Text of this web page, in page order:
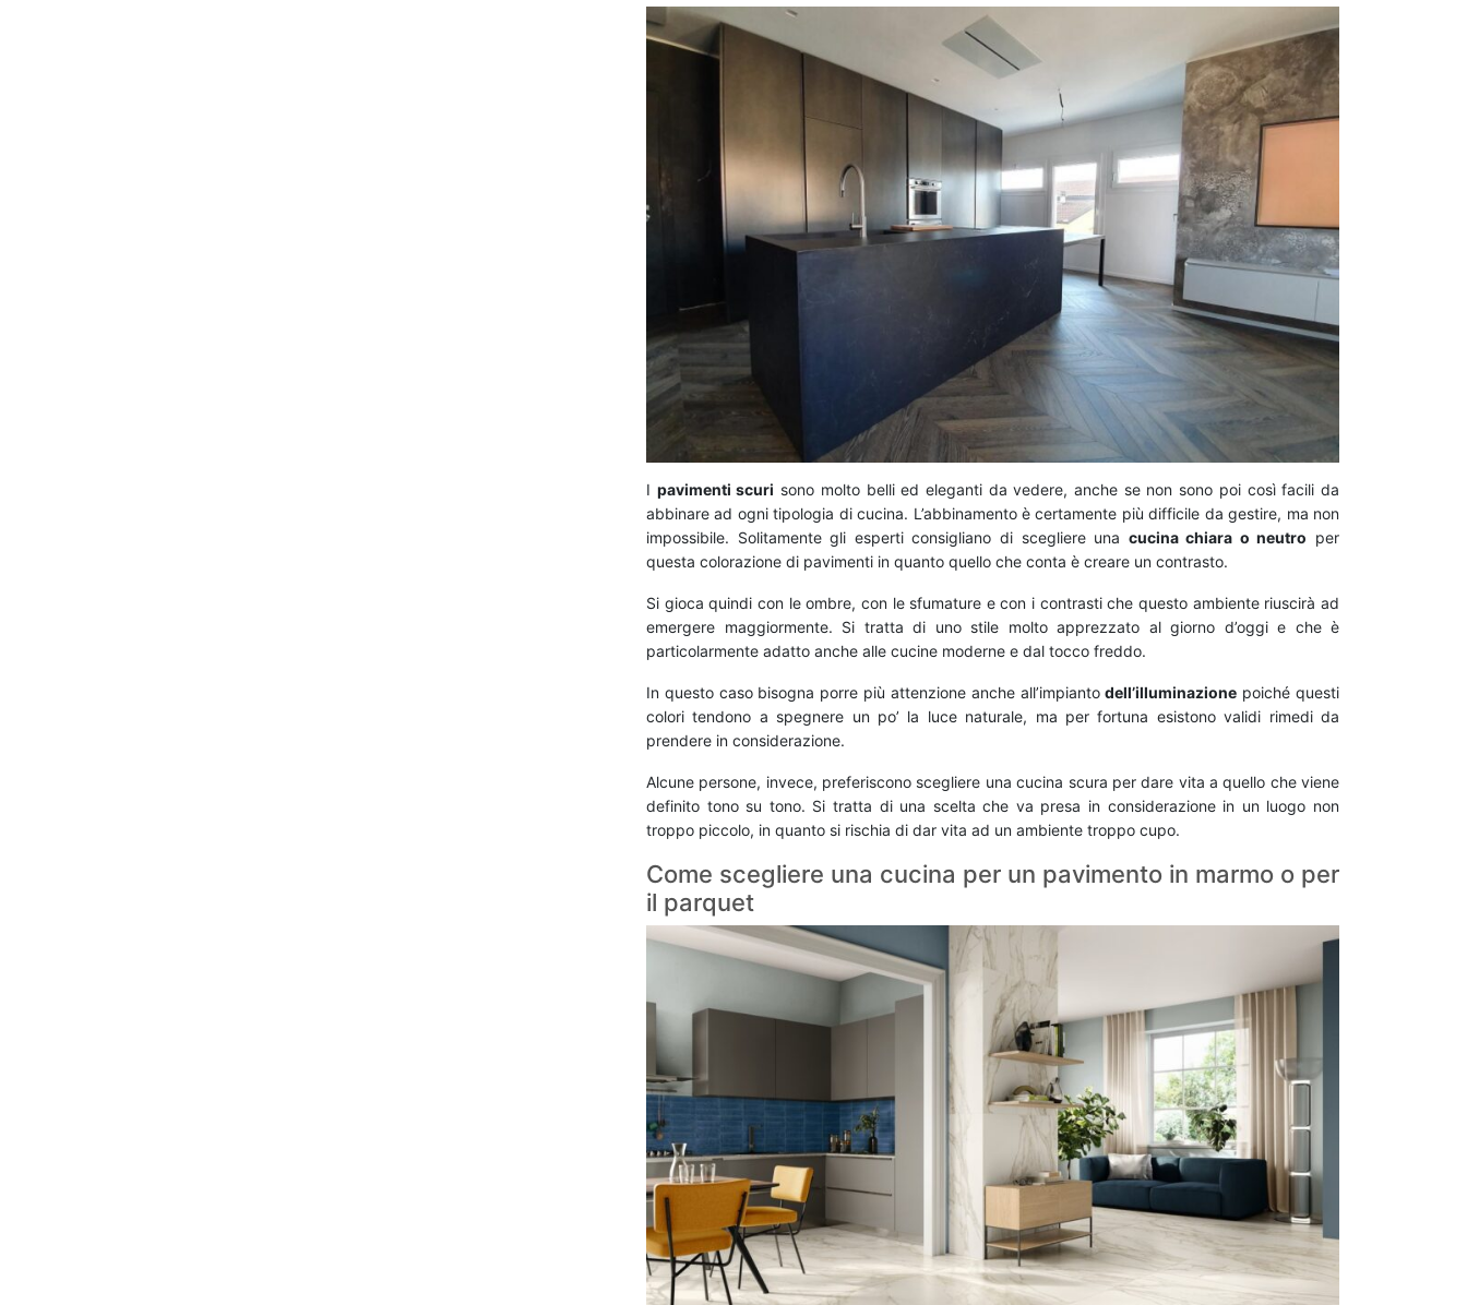
I pavimenti scuri sono molto belli ed eleganti da vedere, anche se non sono poi così facili da
abbinare ad ogni tipologia di cucina. L’abbinamento è certamente più difficile da gestire, ma non
impossibile. Solitamente gli esperti consigliano di scegliere una cucina chiara o neutro per
questa colorazione di pavimenti in quanto quello che conta è creare un contrasto.
Si gioca quindi con le ombre, con le sfumature e con i contrasti che questo ambiente riuscirà ad
emergere maggiormente. Si tratta di uno stile molto apprezzato al giorno d’oggi e che è
particolarmente adatto anche alle cucine moderne e dal tocco freddo.
In questo caso bisogna porre più attenzione anche all’impiantodell’illuminazione poiché questi
colori tendono a spegnere un po’ la luce naturale, ma per fortuna esistono validi rimedi da
prendere in considerazione.
Alcune persone, invece, preferiscono scegliere una cucina scura per dare vita a quello che viene
definito tono su tono. Si tratta di una scelta che va presa in considerazione in un luogo non
troppo piccolo, in quanto si rischia di dar vita ad un ambiente troppo cupo.
Come scegliere una cucina per un pavimento in marmo o per
il parquet